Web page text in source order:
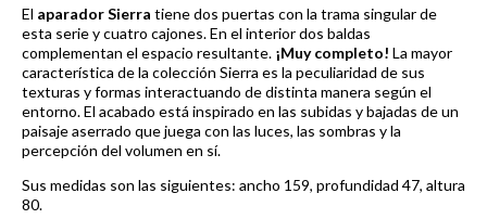
El aparador Sierra tiene dos puertas con la trama singular de
esta serie y cuatro cajones. En el interior dos baldas
complementan el espacio resultante. ¡Muy completo! La mayor
característica de la colección Sierra es la peculiaridad de sus
texturas y formas interactuando de distinta manera según el
entorno. El acabado está inspirado en las subidas y bajadas de un
paisaje aserrado que juega con las luces, las sombras y la
percepción del volumen en sí.
Sus medidas son las siguientes: ancho 159, profundidad 47, altura
80.